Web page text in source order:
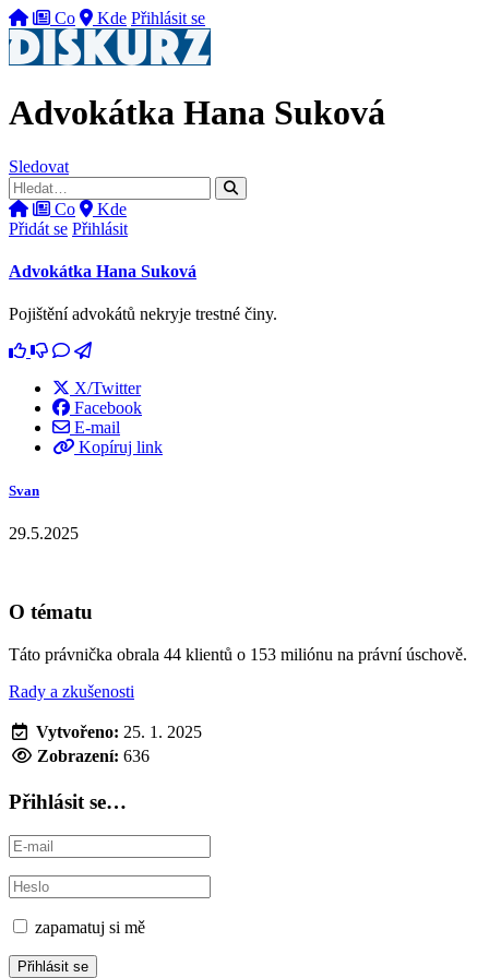
Co Kde Přihlásit se
Advokátka Hana Suková
Sledovat
Co
Kde
Přidát se Přihlásit
Advokátka Hana Suková
Pojištění advokátů nekryje trestné činy.
X/Twitter
Facebook
E-mail
Kopíruj link
Svan
29.5.2025
O tématu
Táto právnička obrala 44 klientů o 153 miliónu na právní úschově.
Rady a zkušenosti
Založeno
Vytvořeno: 25. 1. 2025
Zobrazení: 636
Přihlásit se…
zapamatuj si mě